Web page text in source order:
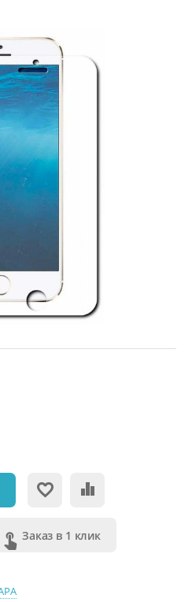
Заказ в 1 клик